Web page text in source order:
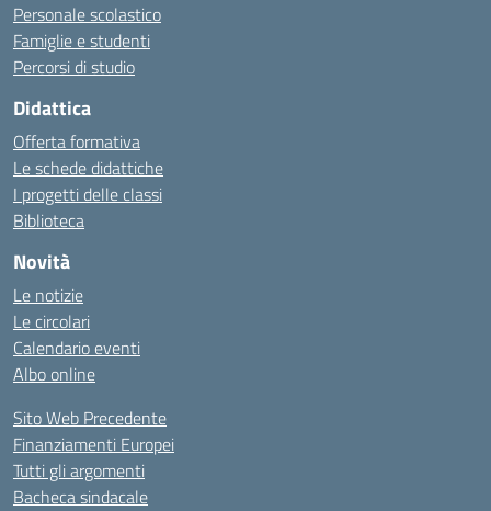
Personale scolastico
Famiglie e studenti
Percorsi di studio
Didattica
Offerta formativa
Le schede didattiche
I progetti delle classi
Biblioteca
Novità
Le notizie
Le circolari
Calendario eventi
Albo online
Sito Web Precedente
Finanziamenti Europei
Tutti gli argomenti
Bacheca sindacale